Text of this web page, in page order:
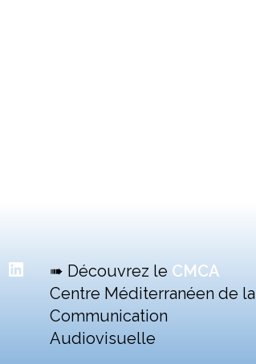
LinkedIn➠ Découvrez le CMCA
Centre Méditerranéen de la
Communication
Audiovisuelle